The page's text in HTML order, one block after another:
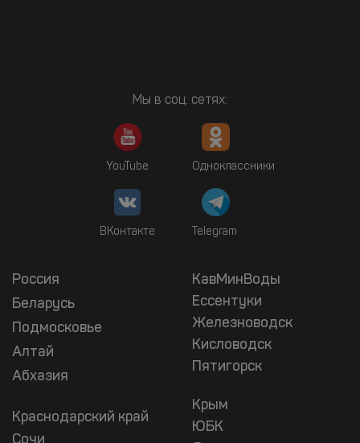
Мы в соц. сетях:
YouTube Одноклассники
ВКонтакте Telegram
Россия
Беларусь
Подмосковье
Алтай
Абхазия
Краснодарский край
Сочи
КавМинВоды
Ессентуки
Железноводск
Кисловодск
Пятигорск
Крым
ЮБК